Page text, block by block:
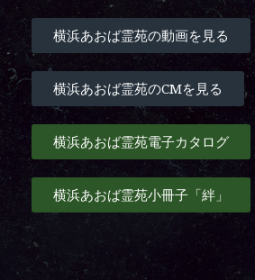
横浜あおば霊苑の動画を見る
横浜あおば霊苑のCMを見る
横浜あおば霊苑電子カタログ
横浜あおば霊苑小冊子「絆」